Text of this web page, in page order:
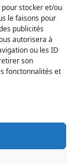
pour stocker et/ou
le faisons pour
publicités
autorisera à
ou les ID
son
fonctonnalités et
vous